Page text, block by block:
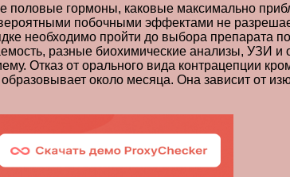
гормоны, каковые максимально
побочными эффектами не
необходимо пройти до выбора препарата
разные биохимические анализы, УЗИ и
Отказ от орального вида контрацепции
около месяца. Она зависит от